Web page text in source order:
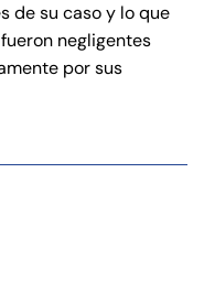
de su caso y lo que
negligentes
por sus